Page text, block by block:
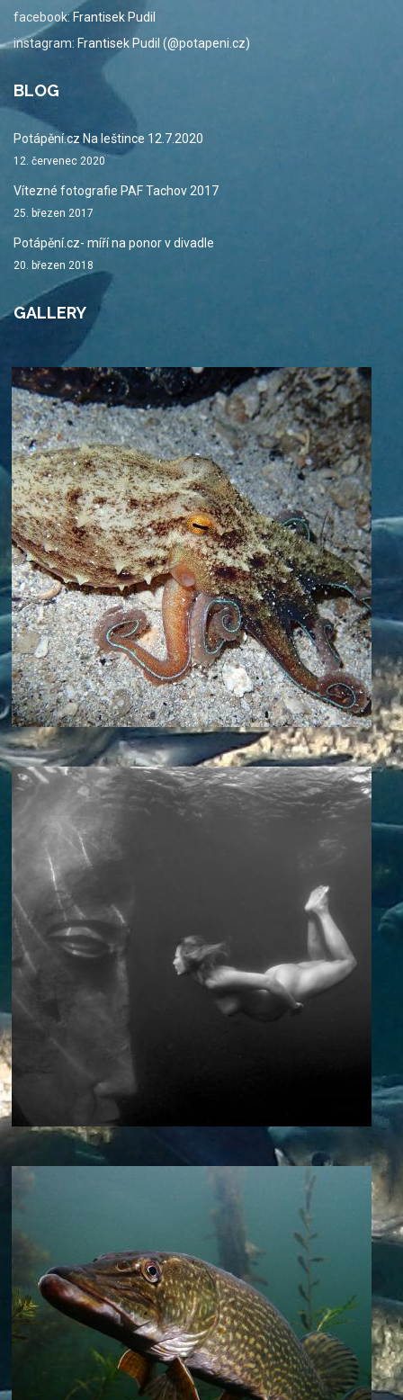
facebook: Frantisek Pudil
instagram: Frantisek Pudil (@potapeni.cz)
BLOG
Potápění.cz Na leštince 12.7.2020
12. červenec 2020
Vítezné fotografie PAF Tachov 2017
25. březen 2017
Potápění.cz- míří na ponor v divadle
20. březen 2018
GALLERY